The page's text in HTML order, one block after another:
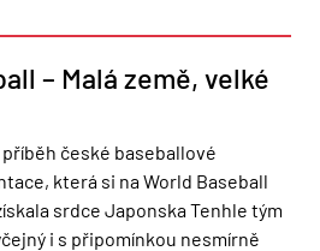
– Malá země, velké
české baseballové
která si na World Baseball
srdce Japonska Tenhle tým
i s připomínkou nesmírně